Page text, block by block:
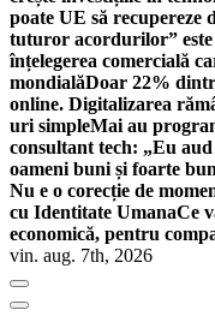
poate UE să recupereze
tuturor acordurilor”
înțelegerea comercială
mondialăDoar 22%
online. Digitalizarea
uri simpleMai au
consultant tech: „Eu
oameni buni și foarte
Nu e o corecție de
cu Identitate UmanaCe
economică, pentru
vin. aug. 7th, 2026